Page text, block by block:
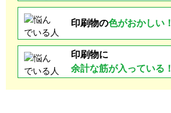
印刷物の色がおかしい！
印刷物に
余計な筋が入っている！